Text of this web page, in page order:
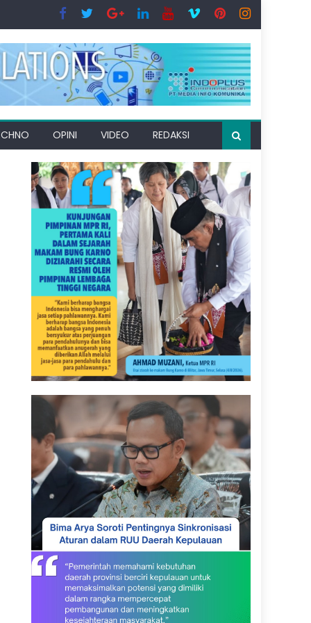
OPINI VIDEO REDAKSI